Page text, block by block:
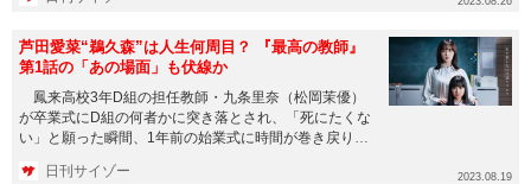
芦田愛菜“鵜久森”は人生何周目？ 『最高の教師』
第1話の「あの場面」も伏線か
鳳来高校3年D組の担任教師・九条里奈（松岡茉優）
が卒業式にD組の何者かに突き落とされ、「死にたくな
い」と願った瞬間、1年前の始業式に時間が巻き戻り
日刊サイゾー 2023.08.19